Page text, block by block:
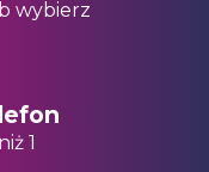
wybierz
1